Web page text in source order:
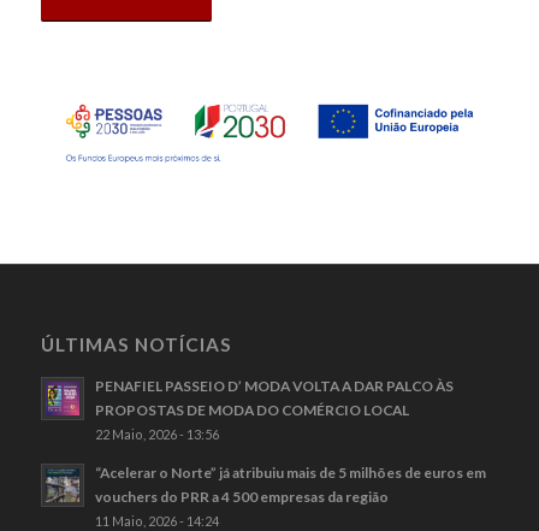
ÚLTIMAS NOTÍCIAS
PENAFIEL PASSEIO D’ MODA VOLTA A DAR PALCO ÀS
PROPOSTAS DE MODA DO COMÉRCIO LOCAL
22 Maio, 2026 - 13:56
“Acelerar o Norte” já atribuiu mais de 5 milhões de euros em
vouchers do PRR a 4 500 empresas da região
11 Maio, 2026 - 14:24